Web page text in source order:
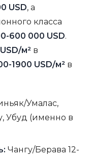
USD, а
класса
600 000 USD.
м² в
1900 USD/м² в
Умалас,
Убуд (именно в
Чангу/Берава 12-